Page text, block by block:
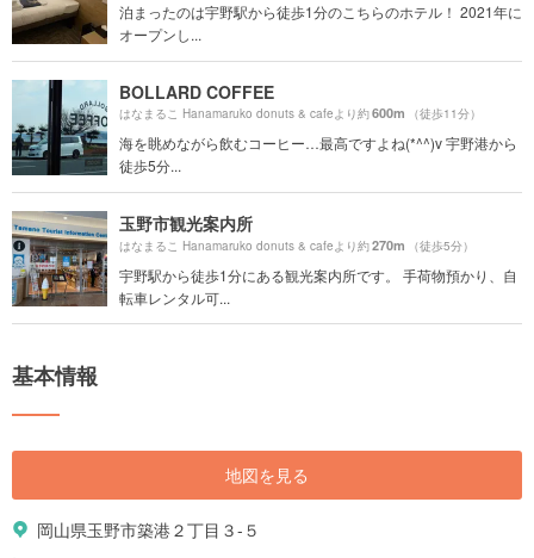
泊まったのは宇野駅から徒歩1分のこちらのホテル！ 2021年に
オープンし...
BOLLARD COFFEE
はなまるこ Hanamaruko donuts & cafeより約600m （徒歩11分）
海を眺めながら飲むコーヒー…最高ですよね(*^^)v 宇野港から
徒歩5分...
玉野市観光案内所
はなまるこ Hanamaruko donuts & cafeより約270m （徒歩5分）
宇野駅から徒歩1分にある観光案内所です。 手荷物預かり、自
転車レンタル可...
基本情報
地図を見る
岡山県玉野市築港２丁目３-５